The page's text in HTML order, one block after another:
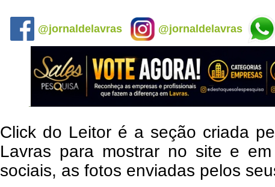
@jornaldelavras @jornaldelavras
Click do Leitor é a seção criada
Lavras para mostrar no site e
sociais, as fotos enviadas pelos